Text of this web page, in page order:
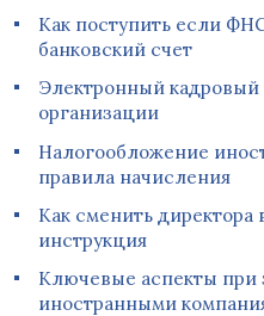
Как поступить если
банковский счет
Электронный кадровый
организации
Налогообложение
правила начисления
Как сменить
инструкция
Ключевые аспекты при
иностранными